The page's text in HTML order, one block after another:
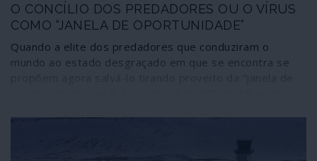
O CONCÍLIO DOS PREDADORES OU O VÍRUS
COMO “JANELA DE OPORTUNIDADE”
Quando a elite dos predadores que conduziram o
mundo ao estado desgraçado em que se encontra se